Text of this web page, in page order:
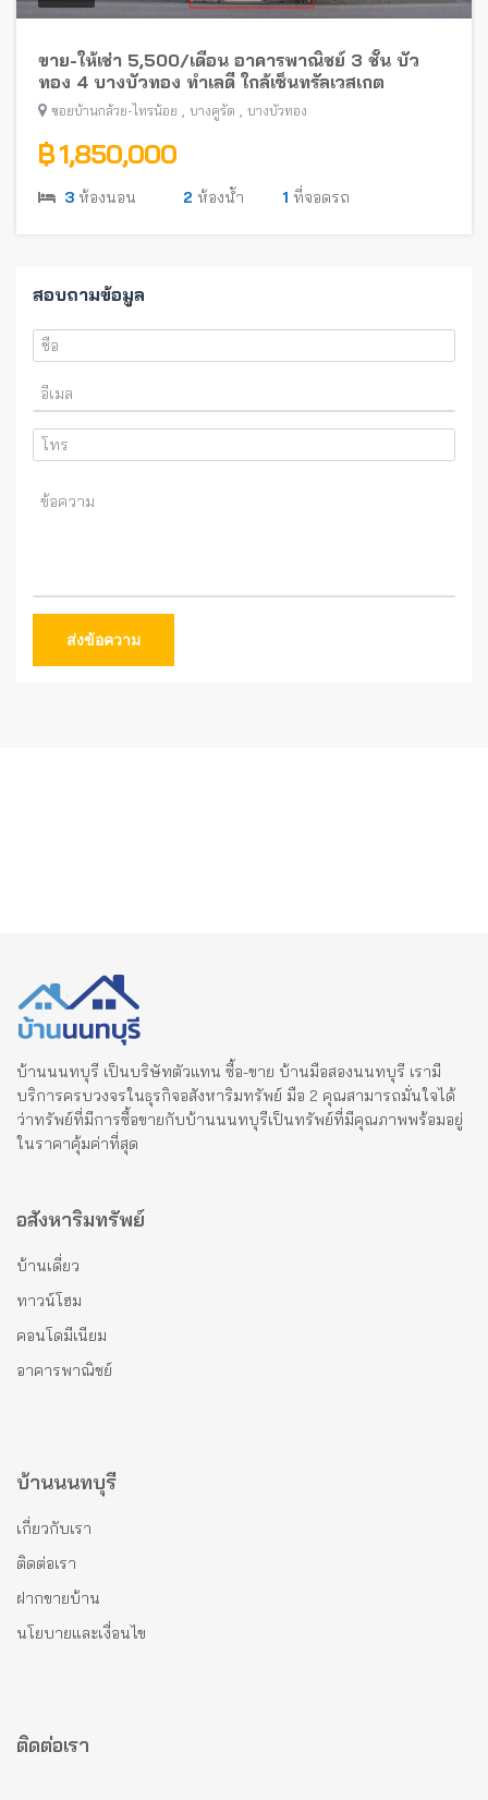
ขาย-ให้เช่า 5,500/เดือน อาคารพาณิชย์ 3 ชั้น บัว
ทอง 4 บางบัวทอง ทำเลดี ใกล้เซ็นทรัลเวสเกต
ซอยบ้านกล้วย-ไทรน้อย บางคูรัด บางบัวทอง
฿ 1,850,000
3 ห้องนอน 2 ห้องน้ำ 1 ที่จอดรถ
สอบถามข้อมูล
ส่งข้อความ
บ้านนนทบุรี เป็นบริษัทตัวแทน ซื้อ-ขาย บ้านมือสองนนทบุรี เรามี
บริการครบวงจรในธุรกิจอสังหาริมทรัพย์ มือ 2 คุณสามารถมั่นใจได้
ว่าทรัพย์ที่มีการซื้อขายกับบ้านนนทบุรีเป็นทรัพย์ที่มีคุณภาพพร้อมอยู่
ในราคาคุ้มค่าที่สุด
อสังหาริมทรัพย์
บ้านเดี่ยว
ทาวน์โฮม
คอนโดมีเนียม
อาคารพาณิชย์
บ้านนนทบุรี
เกี่ยวกับเรา
ติดต่อเรา
ฝากขายบ้าน
นโยบายและเงื่อนไข
ติดต่อเรา